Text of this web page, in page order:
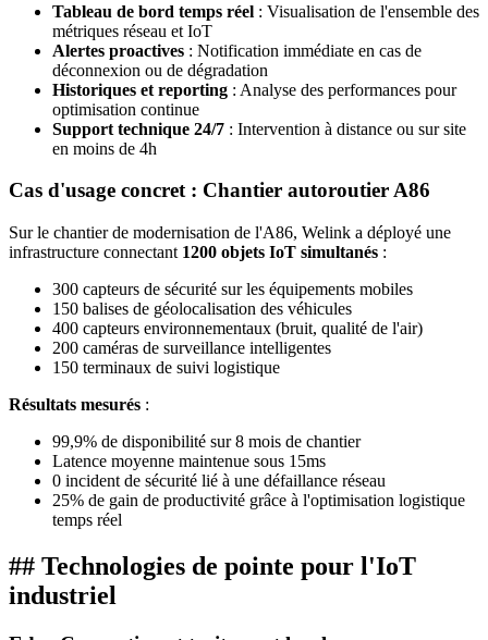
Tableau de bord temps réel : Visualisation de l'ensemble des
métriques réseau et IoT
Alertes proactives : Notification immédiate en cas de
déconnexion ou de dégradation
Historiques et reporting : Analyse des performances pour
optimisation continue
Support technique 24/7 : Intervention à distance ou sur site
en moins de 4h
Cas d'usage concret : Chantier autoroutier A86
Sur le chantier de modernisation de l'A86, Welink a déployé une
infrastructure connectant 1200 objets IoT simultanés :
300 capteurs de sécurité sur les équipements mobiles
150 balises de géolocalisation des véhicules
400 capteurs environnementaux (bruit, qualité de l'air)
200 caméras de surveillance intelligentes
150 terminaux de suivi logistique
Résultats mesurés :
99,9% de disponibilité sur 8 mois de chantier
Latence moyenne maintenue sous 15ms
0 incident de sécurité lié à une défaillance réseau
25% de gain de productivité grâce à l'optimisation logistique
temps réel
## Technologies de pointe pour l'IoT
industriel